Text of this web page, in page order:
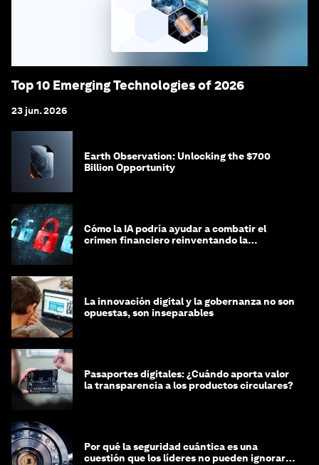
Top 10 Emerging Technologies of 2026
23 jun. 2026
Earth Observation: Unlocking the $700
Billion Opportunity
Cómo la IA podría ayudar a combatir el
crimen financiero reinventando la
La innovación digital y la gobernanza no son
opuestas, son inseparables
Pasaportes digitales: ¿Cuándo aporta valor
la transparencia a los productos circulares?
Por qué la seguridad cuántica es una
cuestión que los líderes no pueden ignorar